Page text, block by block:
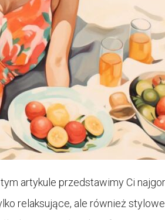
artykule przedstawimy Ci
relaksujące, ale również